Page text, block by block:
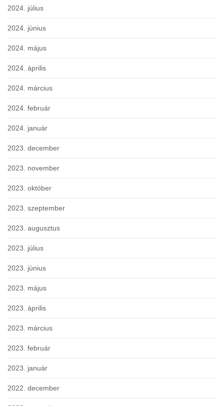
2024. július
2024. június
2024. május
2024. április
2024. március
2024. február
2024. január
2023. december
2023. november
2023. október
2023. szeptember
2023. augusztus
2023. július
2023. június
2023. május
2023. április
2023. március
2023. február
2023. január
2022. december